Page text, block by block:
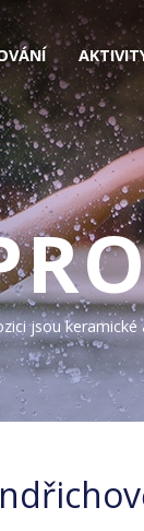
jsou